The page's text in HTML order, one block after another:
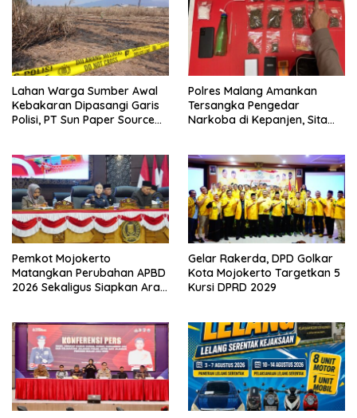
Lahan Warga Sumber Awal
Kebakaran Dipasangi Garis
Polisi, PT Sun Paper Source
Polres Malang Amankan
Tersangka Pengedar
Narkoba di Kepanjen, Sita
Pemkot Mojokerto
Matangkan Perubahan APBD
2026 Sekaligus Siapkan Arah
Gelar Rakerda, DPD Golkar
Kota Mojokerto Targetkan 5
Kursi DPRD 2029